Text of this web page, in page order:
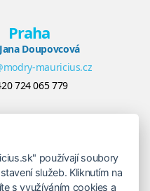
Praha
Doupovcová
mauricius.cz
724 065 779
Khúlová
mauricius.sk
používají soubory
služeb. Kliknutím na
s využíváním cookies a